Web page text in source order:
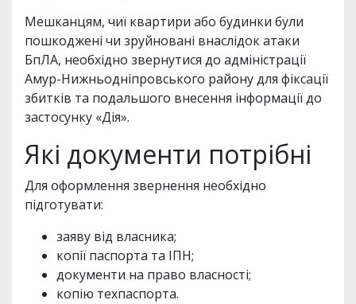
Мешканцям, чиї квартири або будинки були
пошкоджені чи зруйновані внаслідок атаки
БпЛА, необхідно звернутися до адміністрації
Амур-Нижньодніпровського району для фіксації
збитків та подальшого внесення інформації до
застосунку «Дія».
Які документи потрібні
Для оформлення звернення необхідно
підготувати:
заяву від власника;
копії паспорта та ІПН;
документи на право власності;
копію техпаспорта.